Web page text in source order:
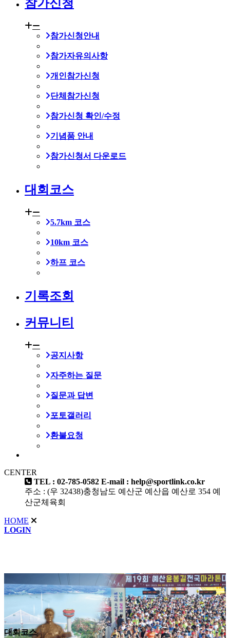
참가신청
참가신청안내
참가자유의사항
개인참가신청
단체참가신청
참가신청 확인/수정
기념품 안내
참가신청서 다운로드
대회코스
5.7km 코스
10km 코스
하프 코스
기록조회
커뮤니티
공지사항
자주하는 질문
질문과 답변
포토갤러리
환불요청
CENTER
TEL : 02-785-0582 E-mail : help@sportlink.co.kr
주소 : (우 32438)충청남도 예산군 예산읍 예산로 354 예
산군체육회
HOME
LOGIN
대회코스